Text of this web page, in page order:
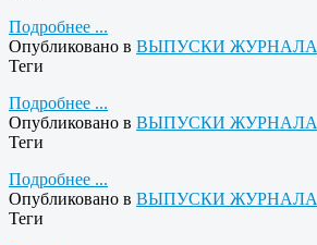
Подробнее ...
Опубликовано в ВЫПУСКИ ЖУРНАЛА
Теги
Подробнее ...
Опубликовано в ВЫПУСКИ ЖУРНАЛА
Теги
Подробнее ...
Опубликовано в ВЫПУСКИ ЖУРНАЛА
Теги